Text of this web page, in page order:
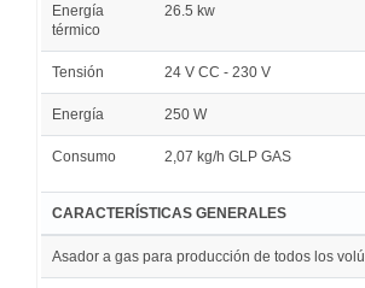
Energía
térmico
26.5 kw
Tensión 24 V CC - 230 V
Energía 250 W
Consumo 2,07 kg/h GLP GAS
CARACTERÍSTICAS GENERALES
Asador a gas para producción de todos los